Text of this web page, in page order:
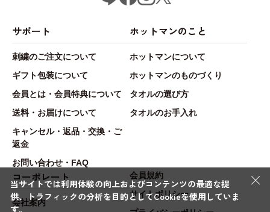
サポート
刺繍のご注文について
ギフト包装について
会員とは・会員特典について
送料・お届けについて
キャンセル・返品・交換・ご
返金
お問い合わせ・FAQ
ホットマンのこと
ホットマンについて
ホットマンのものづくり
タオルの選び方
タオルのお手入れ
コーポレート
会社案内
会員規約
サイトポリシー
×
当サイトでは利用体験の向上およびコンテンツの最適な提
供、トラフィックの分析を目的としてCookieを使用していま
す。